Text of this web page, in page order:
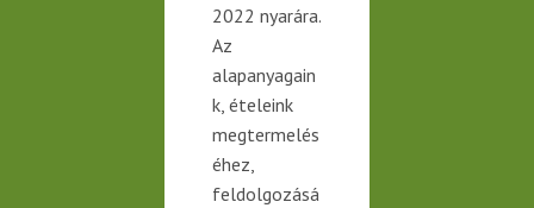
2022 nyarára.
Az
alapanyagain
k, ételeink
megtermelés
éhez,
feldolgozásá